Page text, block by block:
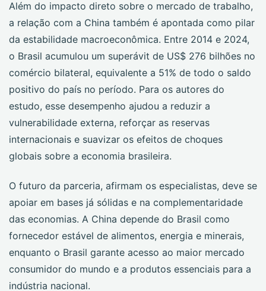
Além do impacto direto sobre o mercado de trabalho,
a relação com a China também é apontada como pilar
da estabilidade macroeconômica. Entre 2014 e 2024,
o Brasil acumulou um superávit de US$ 276 bilhões no
comércio bilateral, equivalente a 51% de todo o saldo
positivo do país no período. Para os autores do
estudo, esse desempenho ajudou a reduzir a
vulnerabilidade externa, reforçar as reservas
internacionais e suavizar os efeitos de choques
globais sobre a economia brasileira.
O futuro da parceria, afirmam os especialistas, deve se
apoiar em bases já sólidas e na complementaridade
das economias. A China depende do Brasil como
fornecedor estável de alimentos, energia e minerais,
enquanto o Brasil garante acesso ao maior mercado
consumidor do mundo e a produtos essenciais para a
indústria nacional.